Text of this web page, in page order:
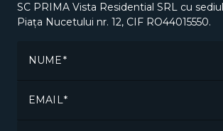
SC PRIMA Vista Residential SRL cu
Piața Nucetului nr. 12, CIF RO44015550.
NUME
EMAIL